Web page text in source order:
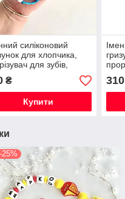
силіконовий
для хлопчика,
для зубів,
Банні (блакитний)
₴
Купити
310